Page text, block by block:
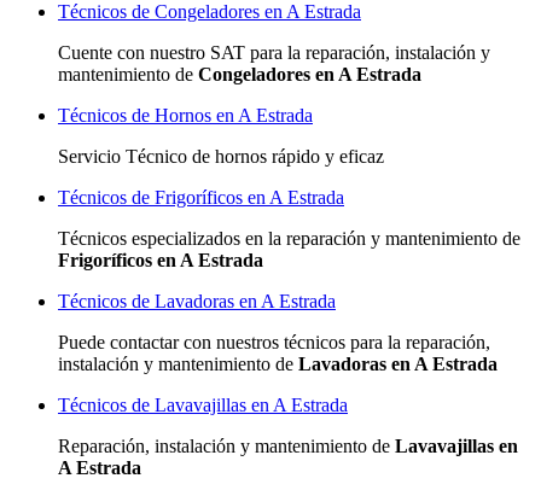
Técnicos de Congeladores en A Estrada
Cuente con nuestro SAT para la reparación, instalación y
mantenimiento de Congeladores en A Estrada
Técnicos de Hornos en A Estrada
Servicio Técnico de hornos rápido y eficaz
Técnicos de Frigoríficos en A Estrada
Técnicos especializados en la reparación y mantenimiento de
Frigoríficos en A Estrada
Técnicos de Lavadoras en A Estrada
Puede contactar con nuestros técnicos para la reparación,
instalación y mantenimiento de Lavadoras en A Estrada
Técnicos de Lavavajillas en A Estrada
Reparación, instalación y mantenimiento de Lavavajillas en
A Estrada